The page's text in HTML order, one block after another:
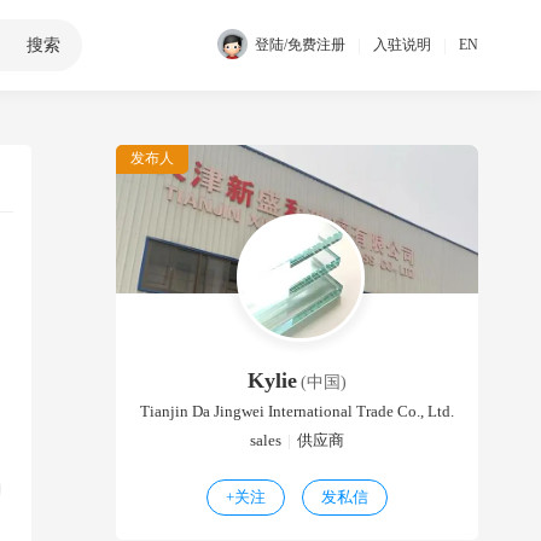
搜索 登陆/免费注册 入驻说明 EN
发布人
Kylie(中国)
Tianjin Da Jingwei International Trade Co., Ltd.
sales
供应商
+关注 发私信